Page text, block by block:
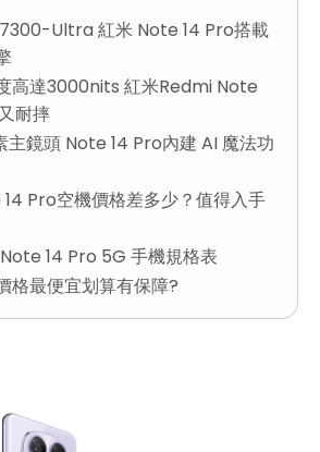
Ultra 紅米 Note 14 Pro搭載
高達3000nits 紅米Redmi Note
耐摔
主鏡頭 Note 14 Pro內建 AI 魔法功
Pro空機價格差多少？值得入手
14 Pro 5G 手機規格表
格最便宜划算有保障?